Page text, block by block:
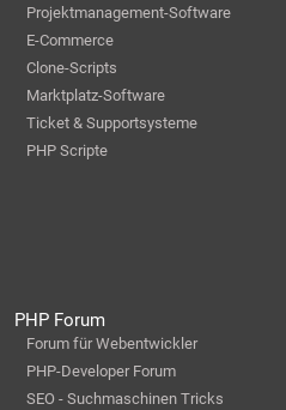
Projektmanagement-Software
E-Commerce
Clone-Scripts
Marktplatz-Software
Ticket & Supportsysteme
PHP Scripte
PHP Forum
Forum für Webentwickler
PHP-Developer Forum
SEO - Suchmaschinen Tricks